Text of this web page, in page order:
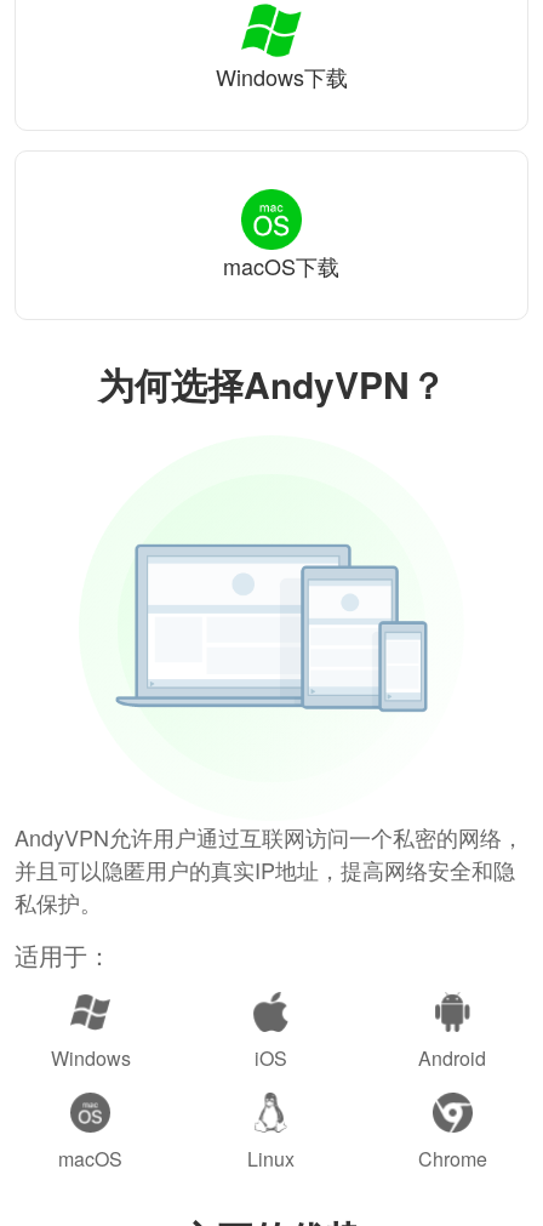
为何选择AndyVPN？
AndyVPN允许用户通过互联网访问一个私密的网络，
并且可以隐匿用户的真实IP地址，提高网络安全和隐
私保护。
适用于：
Windows iOS Android
macOS Linux Chrome
Windows下载
macOS下载